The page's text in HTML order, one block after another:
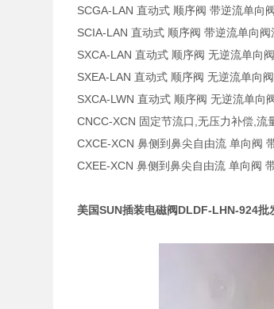
SCGA-LAN 直动式 顺序阀 带逆流单向
SCIA-LAN 直动式 顺序阀 带逆流单向
SXCA-LAN 直动式 顺序阀 无逆流单向
SXEA-LAN 直动式 顺序阀 无逆流单向
SXCA-LWN 直动式 顺序阀 无逆流单向
CNCC-XCN 固定节流口,无压力补偿,
CXCE-XCN 鼻侧到鼻尖自由流 单向阀
CXEE-XCN 鼻侧到鼻尖自由流 单向阀
美国SUN插装电磁阀DLDF-LHN-924批